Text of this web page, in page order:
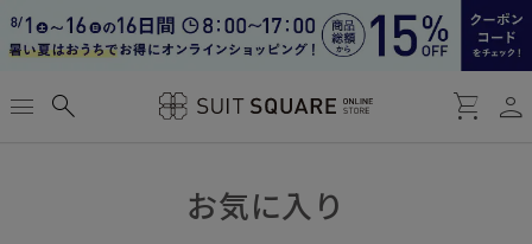
menu search shopping_cart person
お気に入り